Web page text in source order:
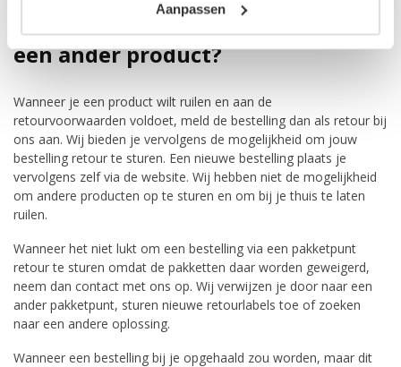
Aanpassen
Kan ik een bestelling ruilen voor
een ander product?
Wanneer je een product wilt ruilen en aan de
retourvoorwaarden voldoet, meld de bestelling dan als retour bij
ons aan. Wij bieden je vervolgens de mogelijkheid om jouw
bestelling retour te sturen. Een nieuwe bestelling plaats je
vervolgens zelf via de website. Wij hebben niet de mogelijkheid
om andere producten op te sturen en om bij je thuis te laten
ruilen.
Wanneer het niet lukt om een bestelling via een pakketpunt
retour te sturen omdat de pakketten daar worden geweigerd,
neem dan contact met ons op. Wij verwijzen je door naar een
ander pakketpunt, sturen nieuwe retourlabels toe of zoeken
naar een andere oplossing.
Wanneer een bestelling bij je opgehaald zou worden, maar dit